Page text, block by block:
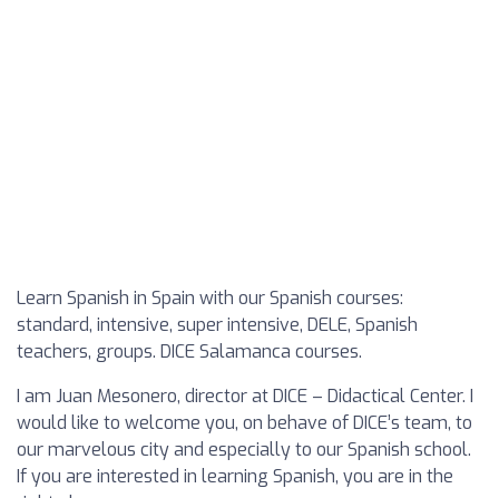
Learn Spanish in Spain with our Spanish courses:
standard, intensive, super intensive, DELE, Spanish
teachers, groups. DICE Salamanca courses.
I am Juan Mesonero, director at DICE – Didactical Center. I
would like to welcome you, on behave of DICE’s team, to
our marvelous city and especially to our Spanish school.
If you are interested in learning Spanish, you are in the